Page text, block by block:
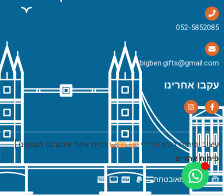
bigben.gifts@gmail.com
עקבו אחרינו
עיצוב ופיתוח בוצע על ידי בניית אתרי אינטרנט לעסקים|
פיתוח אתרים
רכישה מאובטחת